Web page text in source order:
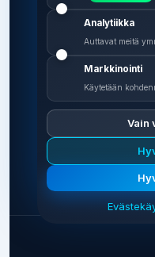
Analytiikka
Auttavat meitä
Markkinointi
Käytetään
Vain